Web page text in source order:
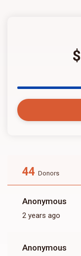
$
44 Donors
Anonymous
2 years ago
Anonymous